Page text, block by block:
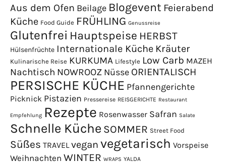
Aus dem Ofen Beilage Blogevent Feierabend
Küche Food Guide FRÜHLING Genussreise
Glutenfrei Hauptspeise HERBST
Hülsenfrüchte Internationale Küche Kräuter
Kulinarische Reise KURKUMA Lifestyle Low Carb MAZEH
Nachtisch NOWROOZ Nüsse ORIENTALISCH
PERSISCHE KÜCHE Pfannengerichte
Picknick Pistazien Pressereise REISGERICHTE Restaurant
Empfehlung Rezepte Rosenwasser Safran Salate
Schnelle Küche SOMMER Street Food
Süßes TRAVEL vegan vegetarisch Vorspeise
Weihnachten WINTER WRAPS YALDA